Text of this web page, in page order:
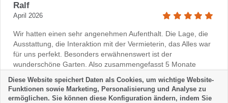
Ralf
April 2026
Wir hatten einen sehr angenehmen Aufenthalt. Die Lage, die
Ausstattung, die Interaktion mit der Vermieterin, das Alles war
für uns perfekt. Besonders erwähnenswert ist der
wunderschöne Garten. Also zusammengefasst 5 Monate
empfehlenswerten Quartier.
Diese Website speichert Daten als Cookies, um wichtige Website-
Funktionen sowie Marketing, Personalisierung und Analyse zu
ermöglichen. Sie können diese Konfiguration ändern, indem Sie